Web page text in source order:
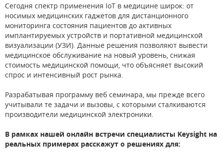
Сегодня спектр применения IoT в медицине широк: от
носимых медицинских гаджетов для дистанционного
мониторинга состояния пациентов до активных
имплантируемых устройств и портативной медицинской
визуализации (УЗИ). Данные решения позволяют вывести
медицинское обслуживание на новый уровень, снижая
стоимость медицинской помощи, что объясняет высокий
спрос и интенсивный рост рынка.
Разрабатывая программу веб семинара, мы прежде всего
учитывали те задачи и вызовы, с которыми сталкиваются
производители медицинской электроники.
В рамках нашей онлайн встречи специалисты Keysight на
реальных примерах расскажут о решениях для: